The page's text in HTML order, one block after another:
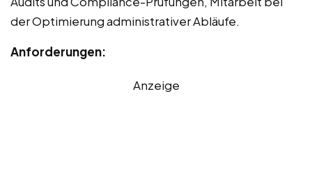
der Optimierung administrativer Abläufe.
Anforderungen:
Anzeige